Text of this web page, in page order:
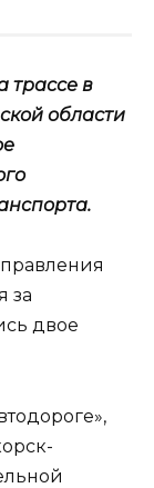
трассе в
области
за
двое